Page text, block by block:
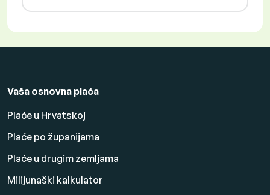
Vaša osnovna plaća
Plaće u Hrvatskoj
Plaće po županijama
Plaće u drugim zemljama
Milijunaški kalkulator